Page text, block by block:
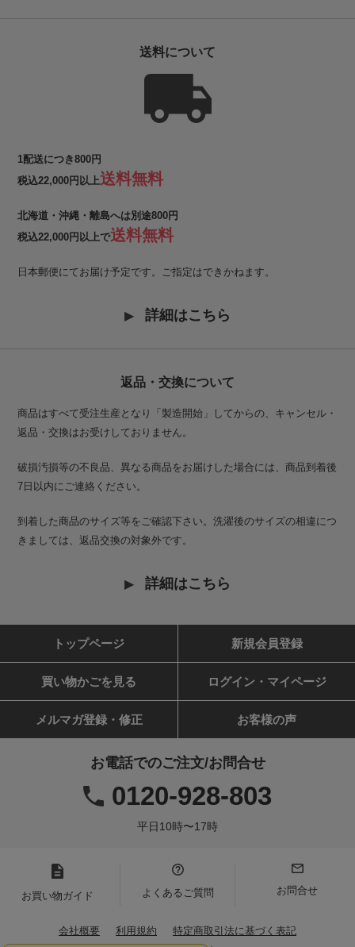
送料について
1配送につき800円
税込22,000円以上送料無料
北海道・沖縄・離島へは別途800円
税込22,000円以上で送料無料
日本郵便にてお届け予定です。ご指定はできかねます。
詳細はこちら
返品・交換について
商品はすべて受注生産となり「製造開始」してからの、キャンセル・
返品・交換はお受けしておりません。
破損汚損等の不良品、異なる商品をお届けした場合には、商品到着後
7日以内にご連絡ください。
到着した商品のサイズ等をご確認下さい。洗濯後のサイズの相違につ
きましては、返品交換の対象外です。
詳細はこちら
トップページ 新規会員登録
買い物かごを見る ログイン・マイページ
メルマガ登録・修正 お客様の声
お電話でのご注文/お問合せ
0120-928-803
平日10時〜17時
お買い物ガイド よくあるご質問 お問合せ
会社概要 利用規約
特定商取引法に基づく表記